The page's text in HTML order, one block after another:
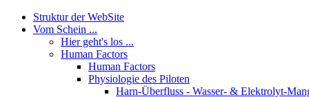
Struktur der WebSite
Vom Schein ...
Hier geht's los ...
Human Factors
Human Factors
Physiologie des Piloten
Harn-Überfluss - Wasser- & Elektrolyt-